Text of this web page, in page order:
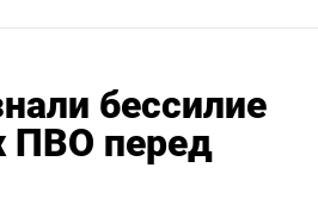
бессилие
ПВО перед